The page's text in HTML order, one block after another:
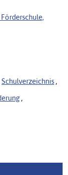
Schulverzeichnis ,
,